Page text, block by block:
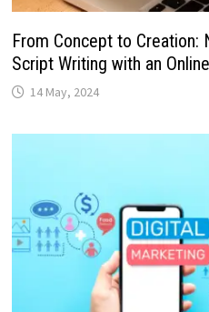
From Concept to Creation:
Script Writing with an
14 May, 2024